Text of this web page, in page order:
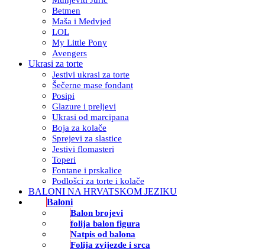
Betmen
Maša i Medvjed
LOL
My Little Pony
Avengers
Ukrasi za torte
Jestivi ukrasi za torte
Šečerne mase fondant
Posipi
Glazure i preljevi
Ukrasi od marcipana
Boja za kolače
Sprejevi za slastice
Jestivi flomasteri
Toperi
Fontane i prskalice
Podlošci za torte i kolače
BALONI NA HRVATSKOM JEZIKU
Baloni
Balon brojevi
folija balon figura
Natpis od balona
Folija zvijezde i srca